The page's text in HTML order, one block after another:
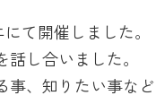
て開催しました。
し合いました。
、知りたい事な